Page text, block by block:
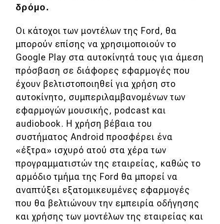
Απόψεις
Test Drive
Δοκιμή
Αποστολή
Συγκρίνουμε
Αγώνες
Formula 1
WRC
Motorsport
δρόμο.
Οι κάτοχοι των μοντέλων της Ford, θα
μπορούν επίσης να χρησιμοποιούν το
Google Play στα αυτοκίνητά τους για άμεση
πρόσβαση σε διάφορες εφαρμογές που
έχουν βελτιστοποιηθεί για χρήση στο
αυτοκίνητο, συμπεριλαμβανομένων των
εφαρμογών μουσικής, podcast και
audiobook. Η χρήση βέβαια του
συστήματος Android προσφέρει ένα
«έξτρα» ισχυρό ατού στα χέρα των
προγραμματιστών της εταιρείας, καθώς το
αρμόδιο τμήμα της Ford θα μπορεί να
αναπτύξει εξατομικευμένες εφαρμογές
που θα βελτιώνουν την εμπειρία οδήγησης
και χρήσης των μοντέλων της εταιρείας και